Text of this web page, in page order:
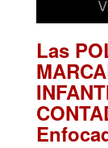
Las